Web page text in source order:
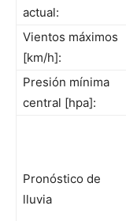
actual:
Vientos máximos
[km/h]:
Presión mínima
central [hpa]:
Pronóstico de
lluvia